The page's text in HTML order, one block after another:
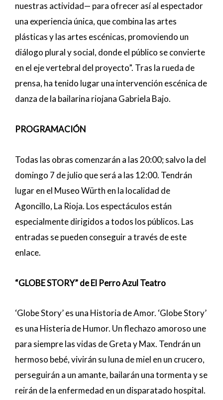
nuestras actividad— para ofrecer así al espectador
una experiencia única, que combina las artes
plásticas y las artes escénicas, promoviendo un
diálogo plural y social, donde el público se convierte
en el eje vertebral del proyecto”. Tras la rueda de
prensa, ha tenido lugar una intervención escénica de
danza de la bailarina riojana Gabriela Bajo.
PROGRAMACIÓN
Todas las obras comenzarán a las 20:00; salvo la del
domingo 7 de julio que será a las 12:00. Tendrán
lugar en el Museo Würth en la localidad de
Agoncillo, La Rioja. Los espectáculos están
especialmente dirigidos a todos los públicos. Las
entradas se pueden conseguir a través de este
enlace.
“GLOBE STORY” de El Perro Azul Teatro
‘Globe Story’ es una Historia de Amor. ‘Globe Story’
es una Histeria de Humor. Un flechazo amoroso une
para siempre las vidas de Greta y Max. Tendrán un
hermoso bebé, vivirán su luna de miel en un crucero,
perseguirán a un amante, bailarán una tormenta y se
reirán de la enfermedad en un disparatado hospital.